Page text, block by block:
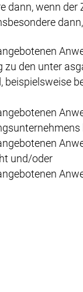
dann, wenn
den unter
und/oder